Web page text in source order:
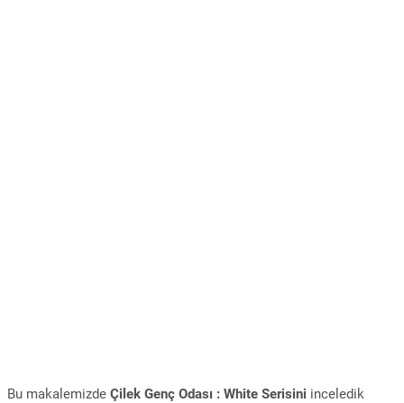
Bu makalemizde Çilek Genç Odası : White Serisini inceledik